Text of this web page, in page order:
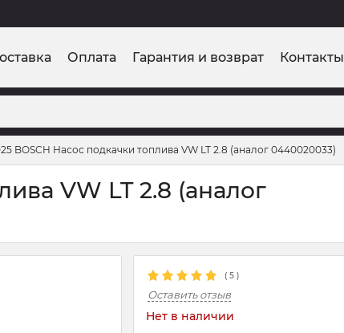
Оплата Гарантия и возврат Контакты
BOSCH Насос подкачки топлива VW LT 2.8 (аналог 0440020033)
VW LT 2.8 (аналог
( 5 )
Оставить отзыв
Нет в наличии